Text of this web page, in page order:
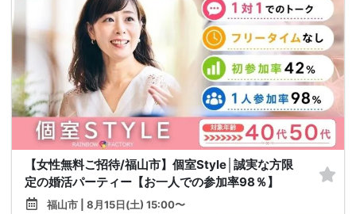
【女性無料ご招待/福山市】個室Style│誠実な方限
定の婚活パーティー【お一人での参加率98％】
福山市 | 8月15日(土) 15:00〜